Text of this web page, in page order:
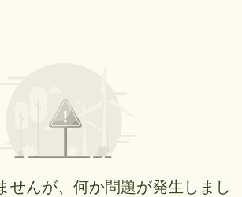
せんが、何か問題が発生しまし